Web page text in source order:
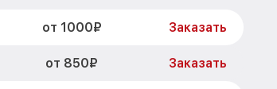
от 1000₽ Заказать
от 850₽ Заказать